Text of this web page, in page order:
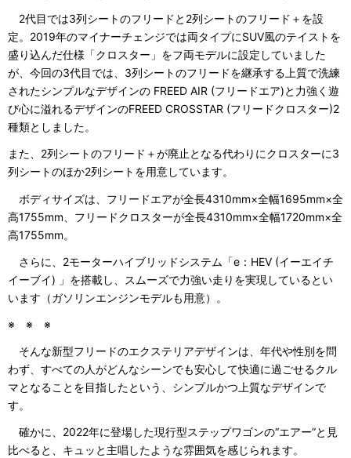
2代目では3列シートのフリードと2列シートのフリード＋を設
定。2019年のマイナーチェンジでは両タイプにSUV風のテイストを
盛り込んだ仕様「クロスター」をフ両モデルに設定していました
が、今回の3代目では、3列シートのフリードを継承する上質で洗練
されたシンプルなデザインの FREED AIR (フリードエア)と力強く遊
び心に溢れるデザインのFREED CROSSTAR (フリードクロスター)2
種類としました。
また、2列シートのフリード＋が廃止となる代わりにクロスターに3
列シートのほか2列シートを用意しています。
ボディサイズは、フリードエアが全長4310mm×全幅1695mm×全
高1755mm、フリードクロスターが全長4310mm×全幅1720mm×全
高1755mm。
さらに、2モーターハイブリッドシステム「e：HEV (イーエイチ
イーブイ) 」を搭載し、スムーズで力強い走りを実現しているとい
います（ガソリンエンジンモデルも用意）。
※ ※ ※
そんな新型フリードのエクステリアデザインは、年代や性別を問
わず、すべての人がどんなシーンでも安心して快適に過ごせるクル
マとなることを目指したという、シンプルかつ上質なデザインで
す。
確かに、2022年に登場した現行型ステップワゴンの“エアー”と見
比べると、キュッと主唱したような雰囲気を感じられます。